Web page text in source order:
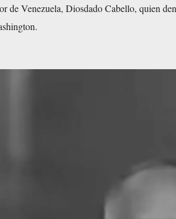
de Venezuela, Diosdado Cabello, quien